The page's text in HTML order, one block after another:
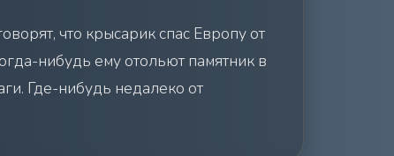
что крысарик спас Европу от
нибудь ему отольют памятник в
Где-нибудь недалеко от